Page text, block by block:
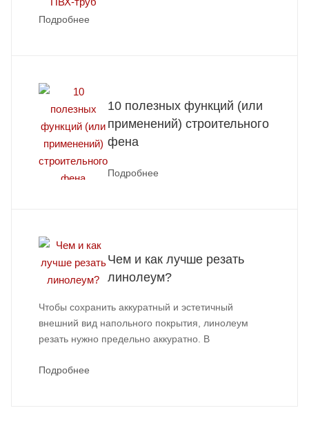
Подробнее
10 полезных функций (или
применений) строительного
фена
Подробнее
Чем и как лучше резать
линолеум?
Чтобы сохранить аккуратный и эстетичный
внешний вид напольного покрытия, линолеум
резать нужно предельно аккуратно. В
Подробнее